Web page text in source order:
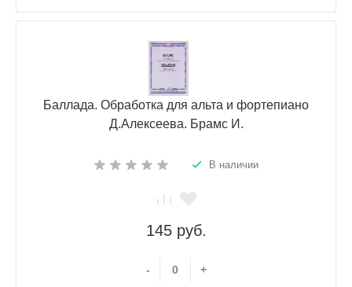
Баллада. Обработка для альта и фортепиано
Д.Алексеева. Брамс И.
В наличии
145 руб.
- +